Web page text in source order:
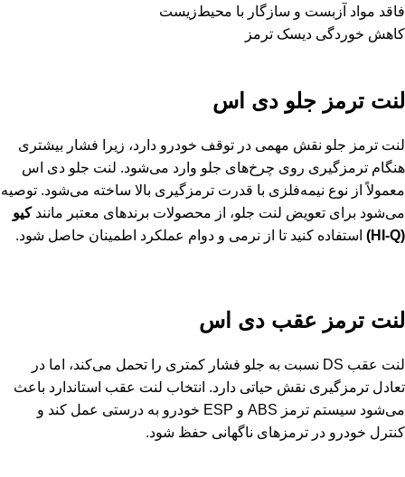
فاقد مواد آزبست و سازگار با محیط‌زیست
کاهش خوردگی دیسک ترمز
لنت ترمز جلو دی اس
لنت ترمز جلو نقش مهمی در توقف خودرو دارد، زیرا فشار بیشتری
هنگام ترمزگیری روی چرخ‌های جلو وارد می‌شود. لنت جلو دی اس
معمولاً از نوع نیمه‌فلزی با قدرت ترمزگیری بالا ساخته می‌شود. توصیه
می‌شود برای تعویض لنت جلو، از محصولات برندهای معتبر مانندکیو
(HI-Q)
استفاده کنید تا از نرمی و دوام عملکرد اطمینان حاصل شود.
لنت ترمز عقب دی اس
لنت عقب DS نسبت به جلو فشار کمتری را تحمل می‌کند، اما در
تعادل ترمزگیری نقش حیاتی دارد. انتخاب لنت عقب استاندارد باعث
می‌شود سیستم ترمز ABS و ESP خودرو به درستی عمل کند و
کنترل خودرو در ترمزهای ناگهانی حفظ شود.